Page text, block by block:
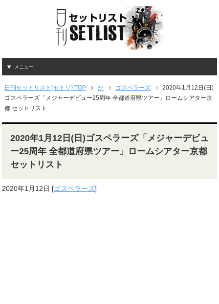
メニュー
日刊セットリスト(セトリ) TOP か ゴスペラーズ
2020年1月12日(日)
ゴスペラーズ「メジャーデビュー25周年 全都道府県ツアー」ロームシアター京
都 セットリスト
2020年1月12日(日)ゴスペラーズ「メジャーデビュ
ー25周年 全都道府県ツアー」ロームシアター京都
セットリスト
2020年1月12日 [ゴスペラーズ]